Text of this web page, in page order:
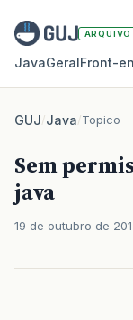
ARQUIVO
JavaGeral
GUJ/Java/Topico
Sem
java
19 de outubro de